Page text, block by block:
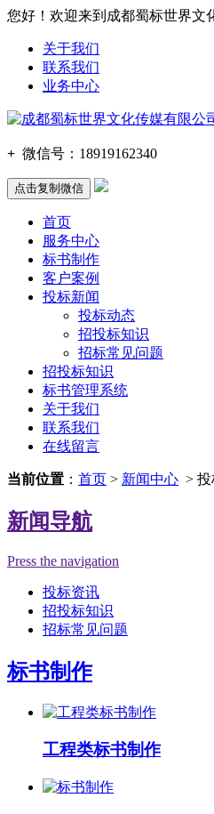
您好！欢迎来到成都蜀标世界文
关于我们
联系我们
业务中心
+ 微信号： 18919162340
点击复制微信
首页
服务中心
标书制作
客户案例
投标新闻
投标动态
招投标知识
招标常见问题
招投标知识
标书管理系统
关于我们
联系我们
在线留言
当前位置 ： 首页 > 新闻中心 >
新闻导航
Press the navigation
投标资讯
招投标知识
招标常见问题
标书制作
工程类标书制作